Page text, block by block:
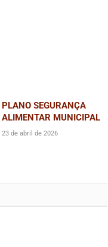
PLANO SEGURANÇA
ALIMENTAR MUNICIPAL
23 de abril de 2026